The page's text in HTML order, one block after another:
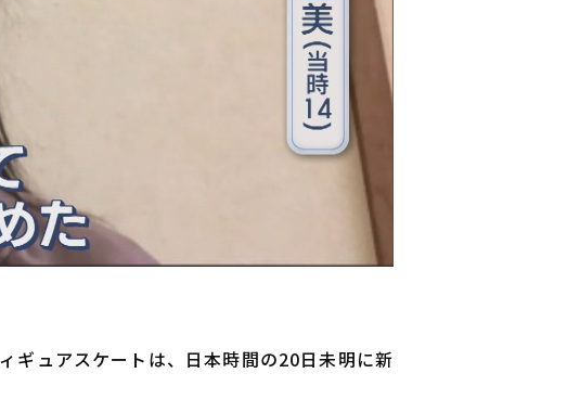
ギュアスケートは、日本時間の20日未明に新